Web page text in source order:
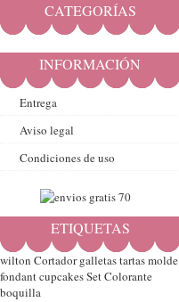
CATEGORÍAS
INFORMACIÓN
Entrega
Aviso legal
Condiciones de uso
ETIQUETAS
wilton Cortador galletastartasmolde
fondantcupcakesSetColorante
boquilla